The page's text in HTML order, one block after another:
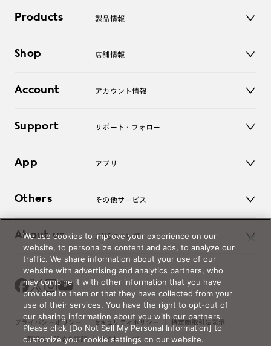
Products 製品情報
サングラス
コンタクトレンズ
アクセサリー
Shop 店舗情報
オンラインショップ
Account アカウント情報
ログアウト
Support サポート・フォロー
よくあるご質問
お問い合わせ
App アプリ
Others その他サービス
レンズ交換
オンラインギフト
価格案内
About us JINSについて
Magnify Life
会社概要
採用情報
法人のお客様
出店について
プライバシーポリシー セキュリティポリシー 特定商取引法表示
薬機法に関する表記 サイトマップ
We use cookies to improve your experience on our
website, to personalize content and ads, to analyze our
traffic. We share information about your use of our
website with advertising and analytics partners, who
may combine it with other information that you have
provided to them or that they have collected from your
use of their services. You have the right to opt-out of
our sharing information about you with our partners.
Please click [Do Not Sell My Personal Information] to
customize your cookie settings on our website.